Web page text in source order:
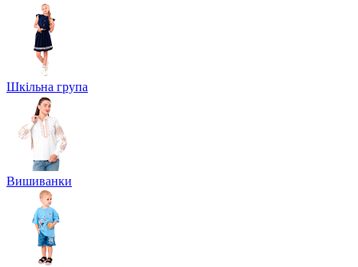
Шкільна група
Вишиванки